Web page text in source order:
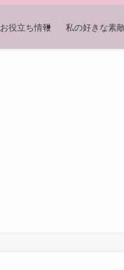
お役立ち情報 私の好きな素